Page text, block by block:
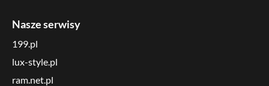
Nasze serwisy
199.pl
lux-style.pl
ram.net.pl